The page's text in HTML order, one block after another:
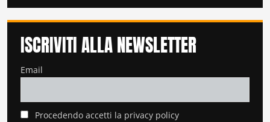
ISCRIVITI ALLA NEWSLETTER
Email
Procedendo accetti la privacy policy